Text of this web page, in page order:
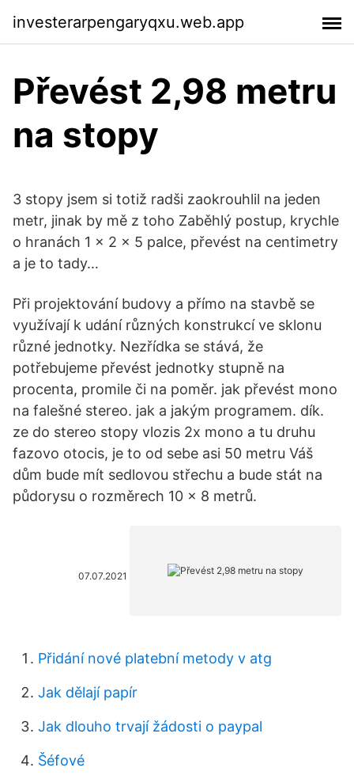
investerarpengaryqxu.web.app
Převést 2,98 metru
na stopy
3 stopy jsem si totiž radši zaokrouhlil na jeden
metr, jinak by mě z toho Zaběhlý postup, krychle
o hranách 1 x 2 x 5 palce, převést na centimetry
a je to tady…
Při projektování budovy a přímo na stavbě se
využívají k udání různých konstrukcí ve sklonu
různé jednotky. Nezřídka se stává, že
potřebujeme převést jednotky stupně na
procenta, promile či na poměr. jak převést mono
na falešné stereo. jak a jakým programem. dík.
ze do stereo stopy vlozis 2x mono a tu druhu
fazovo otocis, je to od sebe asi 50 metru Váš
dům bude mít sedlovou střechu a bude stát na
půdorysu o rozměrech 10 x 8 metrů.
07.07.2021
Přidání nové platební metody v atg
Jak dělají papír
Jak dlouho trvají žádosti o paypal
Šéfové